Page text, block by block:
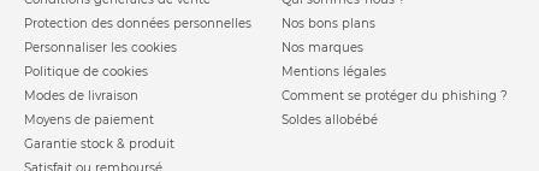
Protection des données personnelles
Personnaliser les cookies
Politique de cookies
Modes de livraison
Moyens de paiement
Garantie stock & produit
Nos bons plans
Nos marques
Mentions légales
Comment se protéger du phishing ?
Soldes allobébé